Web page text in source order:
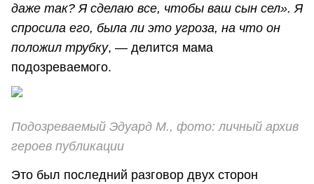
даже так? Я сделаю все, чтобы ваш сын сел». Я
спросила его, была ли это угроза, на что он
положил трубку, — делится мама
подозреваемого.
Подозреваемый Эдуард М., фото: личный архив
героев публикации
Это был последний разговор двух сторон